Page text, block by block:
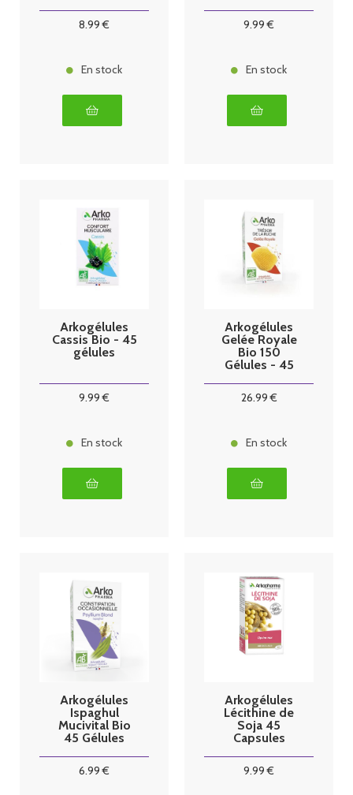
8.99 €
En stock
9.99 €
En stock
Arkogélules
Cassis Bio - 45
gélules
9.99 €
En stock
Arkogélules
Gelée Royale
Bio 150
Gélules - 45
26.99€
En stock
Arkogélules
Ispaghul
Mucivital Bio
45 Gélules
6.99 €
Arkogélules
Lécithine de
Soja 45
Capsules
9.99 €